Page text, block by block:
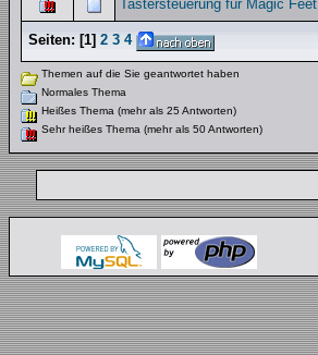
Tastersteuerung für Magic Feet
Seiten: [1] 2 3 4
Themen auf die Sie geantwortet haben
Normales Thema
Heißes Thema (mehr als 25 Antworten)
Sehr heißes Thema (mehr als 50 Antworten)